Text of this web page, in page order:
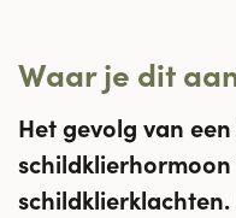
Waar je dit
Het gevolg van